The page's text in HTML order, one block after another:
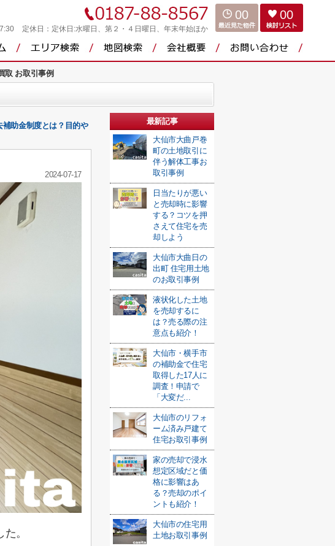
定休日： 定休日:水曜日、第２・４日曜日、年末年始ほか
00 00
取 お取引事例
助金制度とは？目的や
2024-07-17
。
最新記事
大仙市大曲戸巻
町の土地取引に
伴う解体工事お
取引事例
日当たりが悪い
と売却時に影響
する？コツを押
さえて住宅を売
却しよう
大仙市大曲日の
出町 住宅用土地
のお取引事例
液状化した土地
を売却するに
は？売る際の注
意点も紹介！
大仙市・横手市
の補助金で住宅
取得した17人に
調査！申請で
「大変だ...
大仙市のリフォ
ーム済み戸建て
住宅お取引事例
家の売却で浸水
想定区域だと価
格に影響はあ
る？売却のポイ
ントも紹介！
大仙市の住宅用
土地お取引事例